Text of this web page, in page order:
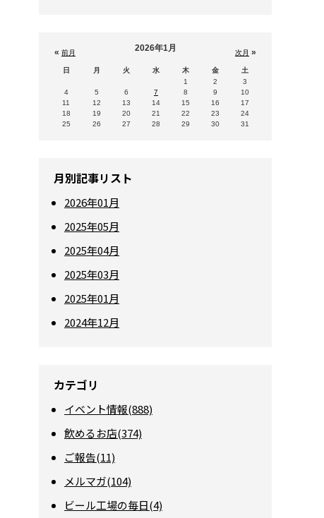
« 前月 次月 »
2026年1月
日 月 火 水 木 金
土
1
2
3
4
5 6 7 8 9
10
11
12 13 14 15 16
17
18
19 20 21 22 23
24
25
26 27 28 29 30 31
月別記事リスト
2026年01月
2025年05月
2025年04月
2025年03月
2025年01月
2024年12月
カテゴリ
イベント情報(888)
飲めるお店(374)
ご報告(11)
メルマガ(104)
ビール工場の毎日(4)